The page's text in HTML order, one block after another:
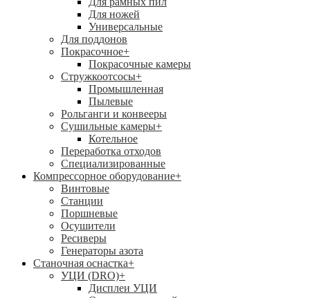
Для ножей
Универсальные
Для поддонов
Покрасочное+
Покрасочные камеры
Стружкоотсосы+
Промышленная
Пылевые
Рольганги и конвееры
Сушильные камеры+
Котельное
Переработка отходов
Специализированные
Компрессорное оборудование+
Винтовые
Станции
Поршневые
Осушители
Ресиверы
Генераторы азота
Станочная оснастка+
УЦИ (DRO)+
Дисплеи УЦИ